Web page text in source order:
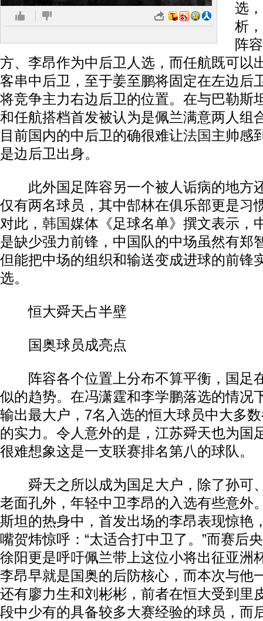
选
析
阵
方、李昂作为中后卫人选，而任航既可以
客串中后卫，至于姜至鹏将固定在左边后
将竞争主力右边后卫的位置。在与巴勒斯
和任航搭档首发被认为是佩兰满意两人组
目前国内的中后卫的确很难让法国主帅感
是边后卫出身。
此外国足阵容另一个被人诟病的地方
仅有两名球员，其中郜林在俱乐部更是习
对此， 韩国媒体《足球名单》撰文表示，
是缺少强力前锋，中国队的中场虽然有郑
但能把中场的组织和输送变成进球的前锋
选。
恒大舜天占半壁
国奥球员成亮点
阵容各个位置上分布不算平衡，国足
似的趋势。在冯潇霆和李学鹏落选的情况
输出最大户，7名入选的恒大球员中大多
的实力。令人意外的是，江苏舜天也为国
很难想象这是一支联赛排名第八的球队。
舜天之所以成为国足大户，除了孙可
老面孔外，年轻中卫李昂的入选有些意外
斯坦的热身中，首发出场的李昂表现惊艳
嘴贺炜惊呼：“太适合打中卫了。”而赛后
徐阳更是呼吁佩兰带上这位小将出征亚洲
李昂早就是国奥的后防核心，而本次与他
还有廖力生和刘彬彬，前者在恒大受到里
段中少有的具备较多大赛经验的球员，而